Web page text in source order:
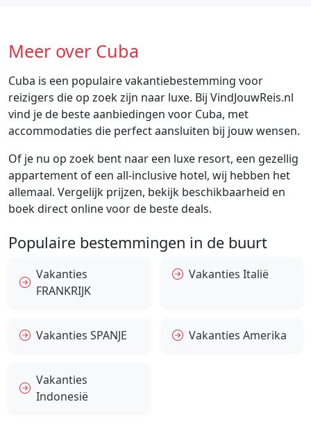
Meer over Cuba
Cuba is een populaire vakantiebestemming voor
reizigers die op zoek zijn naar luxe. Bij VindJouwReis.nl
vind je de beste aanbiedingen voor Cuba, met
accommodaties die perfect aansluiten bij jouw wensen.
Of je nu op zoek bent naar een luxe resort, een gezellig
appartement of een all-inclusive hotel, wij hebben het
allemaal. Vergelijk prijzen, bekijk beschikbaarheid en
boek direct online voor de beste deals.
Populaire bestemmingen in de buurt
Vakanties
FRANKRIJK
Vakanties Italië
Vakanties SPANJE Vakanties Amerika
Vakanties
Indonesië